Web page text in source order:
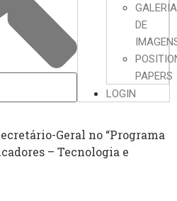
GALERIA
DE
PAPERS
LOGIN
Geral no “Programa
– Tecnologia e